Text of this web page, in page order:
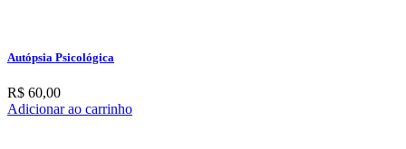
Autópsia Psicológica
R$ 60,00
Adicionar ao carrinho